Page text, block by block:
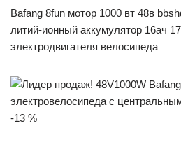
Bafang 8fun мотор 1000 вт 48в
литий-ионный аккумулятор 16ач
электродвигателя велосипеда
-13 %